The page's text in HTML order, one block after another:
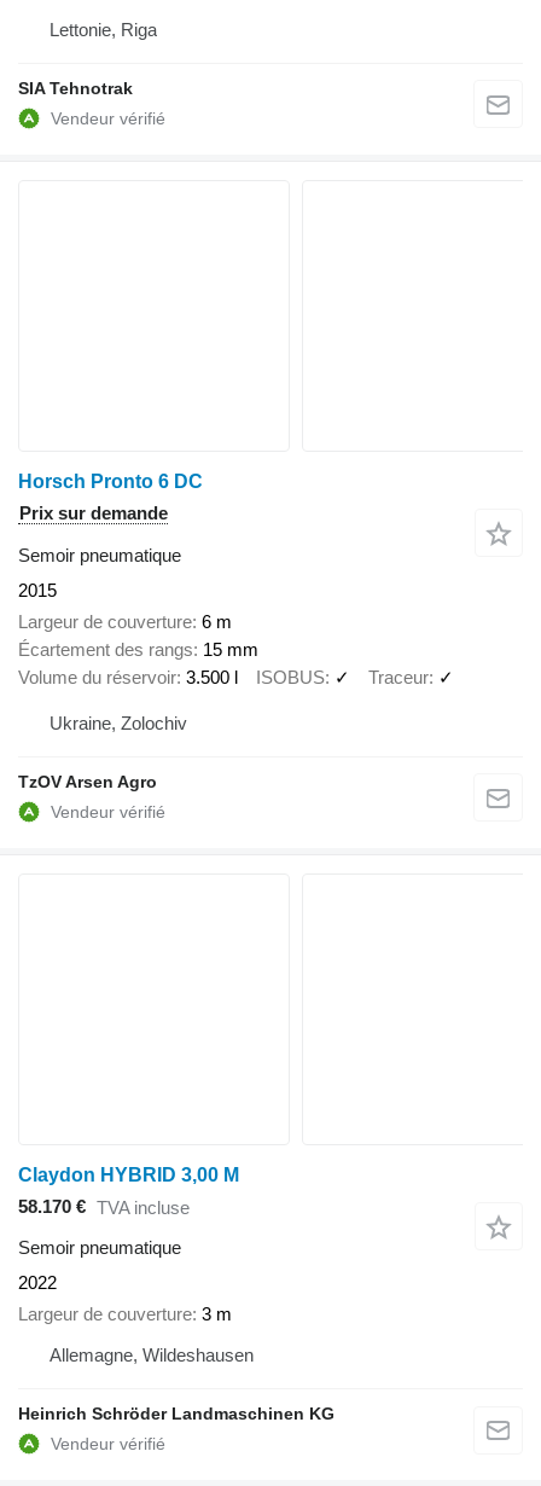
Lettonie, Riga
SIA Tehnotrak
Horsch Pronto 6 DC
Prix sur demande
Semoir pneumatique
2015
Largeur de couverture 6 m
Écartement des rangs 15 mm
Volume du réservoir 3.500 l ISOBUS ✓ Traceur ✓
Ukraine, Zolochiv
TzOV Arsen Agro
Claydon HYBRID 3,00 M
58.170 € TVA incluse
Semoir pneumatique
2022
Largeur de couverture 3 m
Allemagne, Wildeshausen
Heinrich Schröder Landmaschinen KG